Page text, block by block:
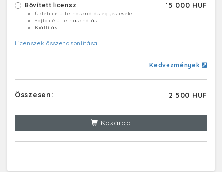
Bővített licensz 15 000 HUF
Üzleti célú felhasználás egyes esetei
Sajtó célú felhasználás
Kiállítás
Licenszek összehasonlítása
Kedvezmények
Összesen: 2 500 HUF
Kosárba